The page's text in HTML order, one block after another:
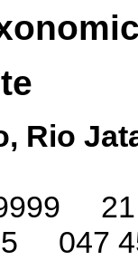
Rio
21
047